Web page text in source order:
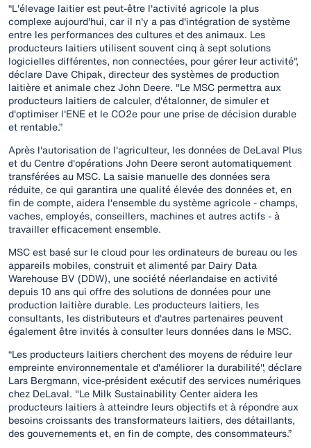
“L'élevage laitier est peut-être l'activité agricole la plus
complexe aujourd'hui, car il n'y a pas d'intégration de système
entre les performances des cultures et des animaux. Les
producteurs laitiers utilisent souvent cinq à sept solutions
logicielles différentes, non connectées, pour gérer leur activité",
déclare Dave Chipak, directeur des systèmes de production
laitière et animale chez John Deere. "Le MSC permettra aux
producteurs laitiers de calculer, d'étalonner, de simuler et
d'optimiser l'ENE et le CO2e pour une prise de décision durable
et rentable.”
Après l'autorisation de l'agriculteur, les données de DeLaval Plus
et du Centre d'opérations John Deere seront automatiquement
transférées au MSC. La saisie manuelle des données sera
réduite, ce qui garantira une qualité élevée des données et, en
fin de compte, aidera l'ensemble du système agricole - champs,
vaches, employés, conseillers, machines et autres actifs - à
travailler efficacement ensemble.
MSC est basé sur le cloud pour les ordinateurs de bureau ou les
appareils mobiles, construit et alimenté par Dairy Data
Warehouse BV (DDW), une société néerlandaise en activité
depuis 10 ans qui offre des solutions de données pour une
production laitière durable. Les producteurs laitiers, les
consultants, les distributeurs et d'autres partenaires peuvent
également être invités à consulter leurs données dans le MSC.
“Les producteurs laitiers cherchent des moyens de réduire leur
empreinte environnementale et d'améliorer la durabilité", déclare
Lars Bergmann, vice-président exécutif des services numériques
chez DeLaval. "Le Milk Sustainability Center aidera les
producteurs laitiers à atteindre leurs objectifs et à répondre aux
besoins croissants des transformateurs laitiers, des détaillants,
des gouvernements et, en fin de compte, des consommateurs.”